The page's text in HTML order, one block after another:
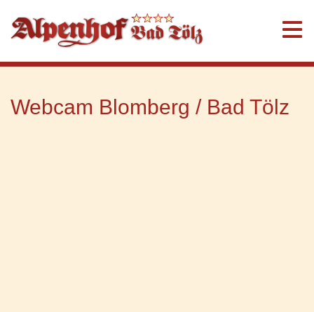
Webcam Blomberg / Bad Tölz